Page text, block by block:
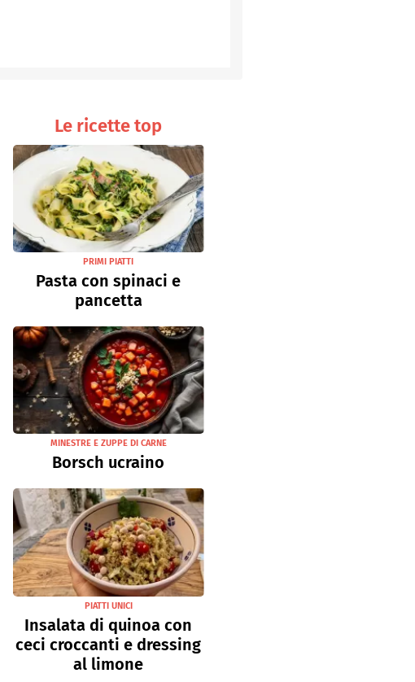
Le ricette top
PRIMI PIATTI
Pasta con spinaci e
pancetta
MINESTRE E ZUPPE DI CARNE
Borsch ucraino
PIATTI UNICI
Insalata di quinoa con
ceci croccanti e dressing
al limone